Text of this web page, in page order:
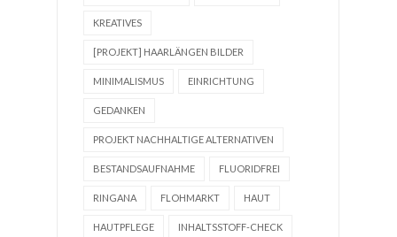
KREATIVES
[PROJEKT] HAARLÄNGEN BILDER
MINIMALISMUS EINRICHTUNG
GEDANKEN
PROJEKT NACHHALTIGE ALTERNATIVEN
BESTANDSAUFNAHME FLUORIDFREI
RINGANA FLOHMARKT HAUT
HAUTPFLEGE INHALTSSTOFF-CHECK